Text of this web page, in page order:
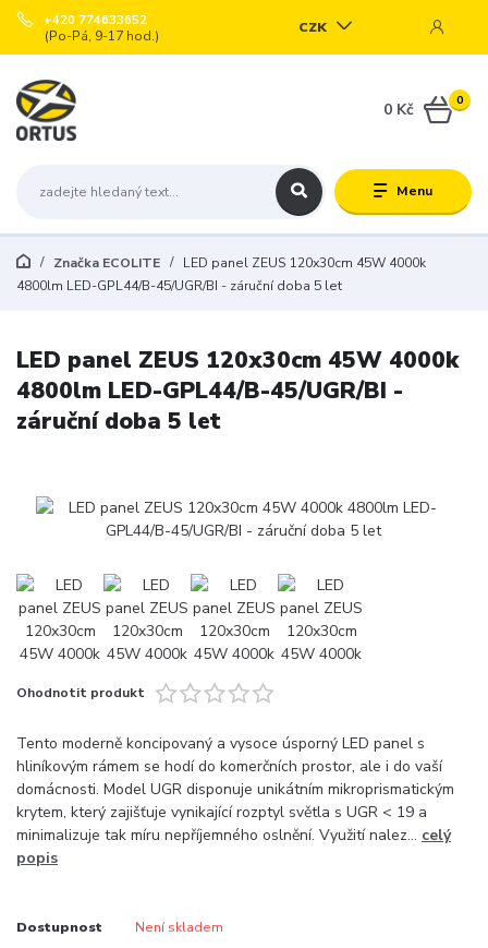
Menu
CZK
+420 774633652
(Po-Pá, 9-17 hod.)
0
0 Kč
Značka ECOLITE
LED panel ZEUS 120x30cm 45W 4000k
4800lm LED-GPL44/B-45/UGR/BI - záruční doba 5 let
LED panel ZEUS 120x30cm 45W 4000k
4800lm LED-GPL44/B-45/UGR/BI -
záruční doba 5 let
Ohodnotit produkt
Tento moderně koncipovaný a vysoce úsporný LED panel s
hliníkovým rámem se hodí do komerčních prostor, ale i do vaší
domácnosti. Model UGR disponuje unikátním mikroprismatickým
krytem, který zajišťuje vynikající rozptyl světla s UGR < 19 a
minimalizuje tak míru nepříjemného oslnění. Využití nalez... celý
popis
Dostupnost Není skladem